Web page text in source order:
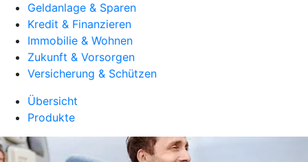
Geldanlage & Sparen
Kredit & Finanzieren
Immobilie & Wohnen
Zukunft & Vorsorgen
Versicherung & Schützen
Übersicht
Produkte